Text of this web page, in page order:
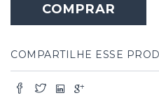
Janela
de
de
Riga
quantidade
COMPRAR
COMPARTILHE ESSE